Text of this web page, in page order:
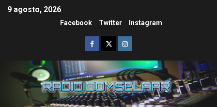
9 agosto, 2026
Facebook Twitter Instagram